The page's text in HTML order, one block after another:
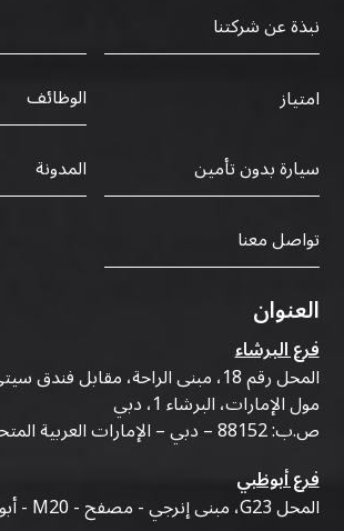
نبذة عن شركتنا
امتياز
الوظائف
سيارة بدون تأمين
المدونة
تواصل معنا
العنوان
فرع البرشاء
المحل رقم 18، مبنى الراحة، مقابل
مول الإمارات، البرشاء 1، دبي
ص.ب: 88152 – دبي – الإمارات العربية المتحدة
فرع أبوظبي
المحل G23، مبنى إنرجي - مصفح - M20 - أبوظبي